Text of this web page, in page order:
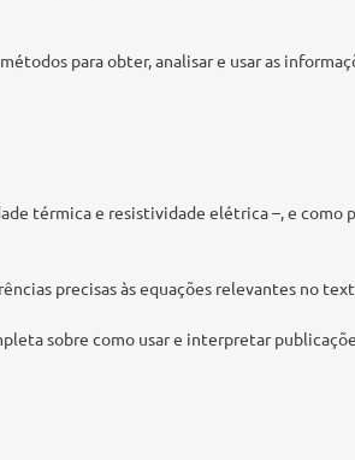
para obter, analisar e usar as
térmica e resistividade elétrica –, e como
precisas às equações relevantes no
sobre como usar e interpretar